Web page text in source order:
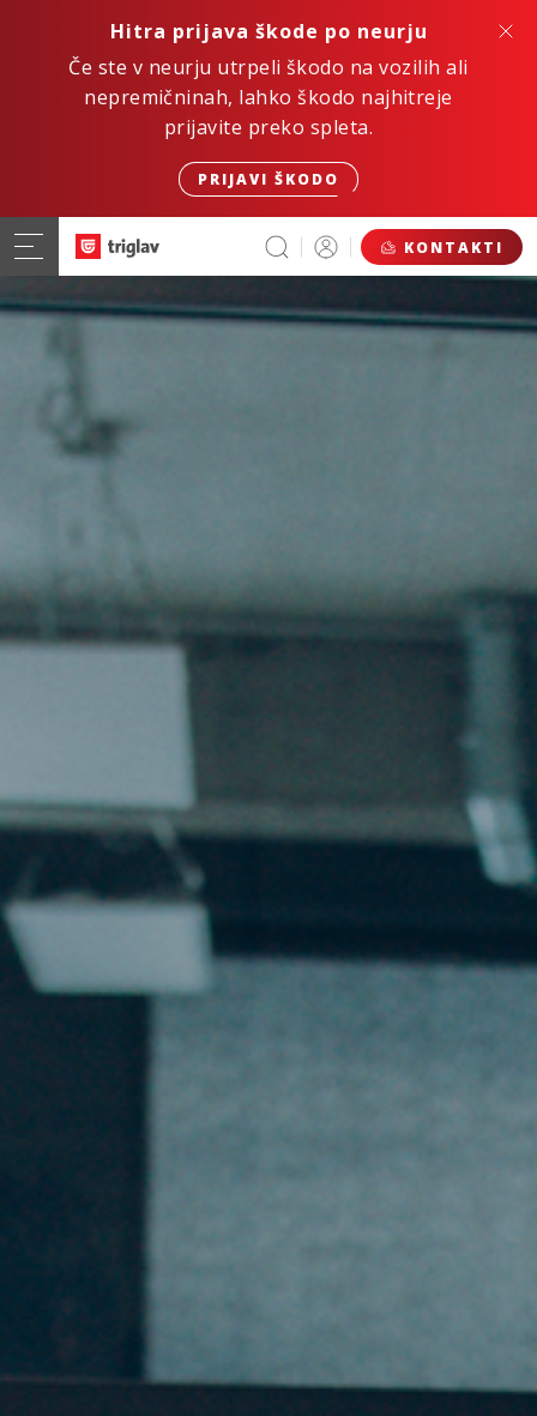
Hitra prijava škode po neurju
Če ste v neurju utrpeli škodo na vozilih ali
nepremičninah, lahko škodo najhitreje
prijavite preko spleta.
PRIJAVI ŠKODO
KONTAKTI